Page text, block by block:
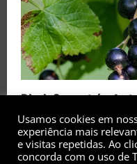
Black Currant é a
Redação MC 0
Usamos cookies em
experiência mais
e visitas repetidas. Ao
concorda com o uso de